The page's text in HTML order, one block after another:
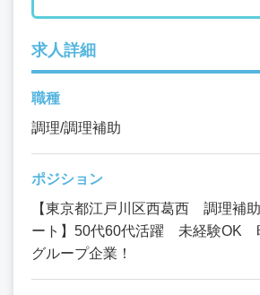
求人詳細
職種
調理/調理補助
ポジション
【東京都江戸川区西葛西 調理補
ート】50代60代活躍 未経験OK
グループ企業！